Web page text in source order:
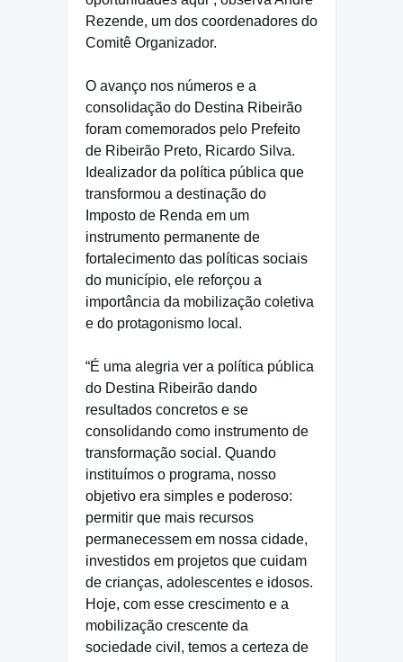
Rezende, um dos coordenadores do
Comitê Organizador.
O avanço nos números e a
consolidação do Destina Ribeirão
foram comemorados pelo Prefeito
de Ribeirão Preto, Ricardo Silva.
Idealizador da política pública que
transformou a destinação do
Imposto de Renda em um
instrumento permanente de
fortalecimento das políticas sociais
do município, ele reforçou a
importância da mobilização coletiva
e do protagonismo local.
“É uma alegria ver a política pública
do Destina Ribeirão dando
resultados concretos e se
consolidando como instrumento de
transformação social. Quando
instituímos o programa, nosso
objetivo era simples e poderoso:
permitir que mais recursos
permanecessem em nossa cidade,
investidos em projetos que cuidam
de crianças, adolescentes e idosos.
Hoje, com esse crescimento e a
mobilização crescente da
sociedade civil, temos a certeza de